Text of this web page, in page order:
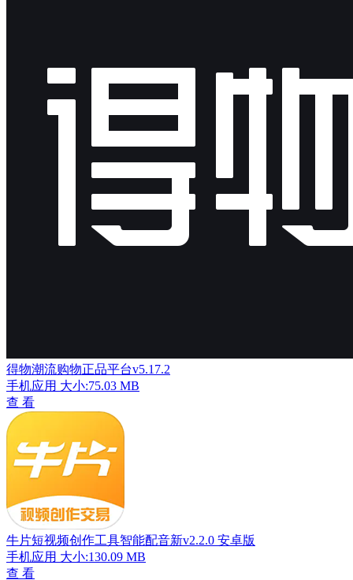
得物潮流购物正品平台v5.17.2
手机应用 大小:75.03 MB
查 看
牛片短视频创作工具智能配音新v2.2.0 安卓版
手机应用 大小:130.09 MB
查 看